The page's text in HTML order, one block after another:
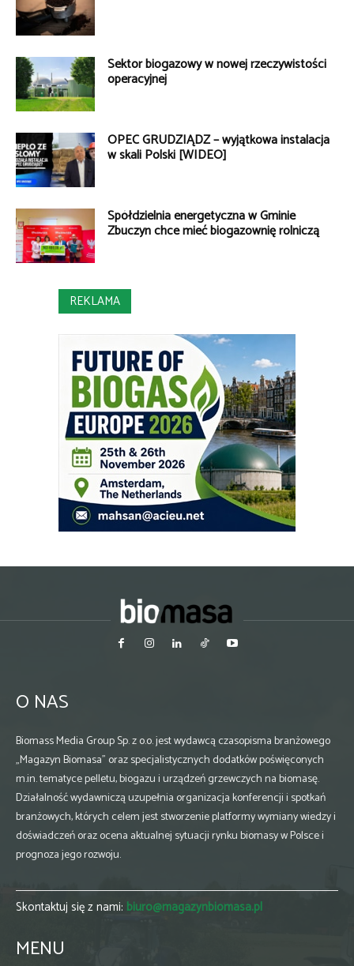
Sektor biogazowy w nowej rzeczywistości
operacyjnej
OPEC GRUDZIĄDZ – wyjątkowa instalacja
w skali Polski [WIDEO]
Spółdzielnia energetyczna w Gminie
Zbuczyn chce mieć biogazownię rolniczą
REKLAMA
O NAS
Biomass Media Group Sp. z o.o. jest wydawcą czasopisma branżowego
„Magazyn Biomasa” oraz specjalistycznych dodatków poświęconych
m.in. tematyce pelletu, biogazu i urządzeń grzewczych na biomasę.
Działalność wydawniczą uzupełnia organizacja konferencji i spotkań
branżowych, których celem jest stworzenie platformy wymiany wiedzy i
doświadczeń oraz ocena aktualnej sytuacji rynku biomasy w Polsce i
prognoza jego rozwoju.
Skontaktuj się z nami: biuro@magazynbiomasa.pl
MENU